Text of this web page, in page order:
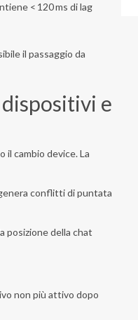
< 120 ms di lag
il passaggio da
e
il cambio device. La
conflitti di puntata
posizione della chat
non più attivo dopo